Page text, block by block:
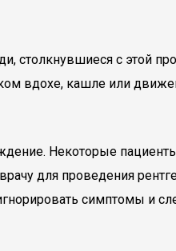
столкнувшиеся с этой
вдохе, кашле или
Некоторые
для проведения
симптомы и